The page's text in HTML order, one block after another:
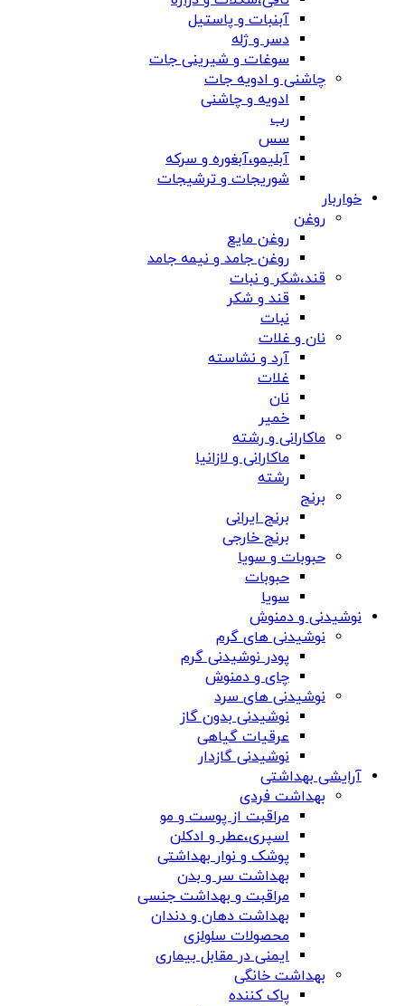
آبنبات و پاستیل
دسر و ژله
سوغات و شیرینی جات
چاشنی و ادویه جات
ادویه و چاشنی
رب
سس
آبلیمو،آبغوره و سرکه
شوریجات و ترشیجات
خواربار
روغن
روغن مایع
روغن جامد و نیمه جامد
قند،شکر و نبات
قند و شکر
نبات
نان و غلات
آرد و نشاسته
غلات
نان
خمیر
ماکارانی و رشته
ماکارانی و لازانیا
رشته
برنج
برنج ایرانی
برنج خارجی
حبوبات و سویا
حبوبات
سویا
نوشیدنی و دمنوش
نوشیدنی های گرم
پودر نوشیدنی گرم
چای و دمنوش
نوشیدنی های سرد
نوشیدنی بدون گاز
عرقیات گیاهی
نوشیدنی گازدار
آرایشی بهداشتی
بهداشت فردی
مراقبت از پوست و مو
اسپری،عطر و ادکلن
پوشک و نوار بهداشتی
بهداشت سر و بدن
مراقبت و بهداشت جنسی
بهداشت دهان و دندان
محصولات سلولزی
ایمنی در مقابل بیماری
بهداشت خانگی
پاک کننده